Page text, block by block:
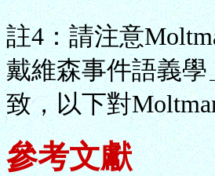
註4：請注意
戴維森事件語義
致，以下對
參考文獻